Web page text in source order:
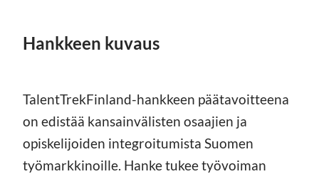
Hankkeen kuvaus
TalentTrekFinland-hankkeen päätavoitteena
on edistää kansainvälisten osaajien ja
opiskelijoiden integroitumista Suomen
työmarkkinoille. Hanke tukee työvoiman